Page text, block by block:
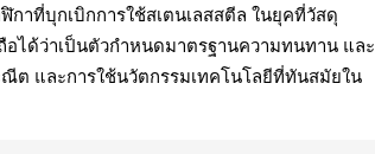
าที่บุกเบิกการใช้สเตนเลสสตีล ในยุคที่วัสดุ
อได้ว่าเป็นตัวกำหนดมาตรฐานความทนทาน และ
ต และการใช้นวัตกรรมเทคโนโลยีที่ทันสมัยใน